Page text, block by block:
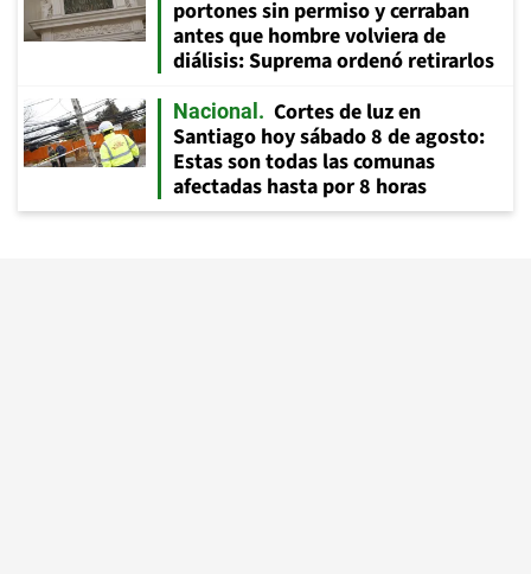
portones sin permiso y cerraban
antes que hombre volviera de
diálisis: Suprema ordenó retirarlos
Nacional
Cortes de luz en
Santiago hoy sábado 8 de agosto:
Estas son todas las comunas
afectadas hasta por 8 horas